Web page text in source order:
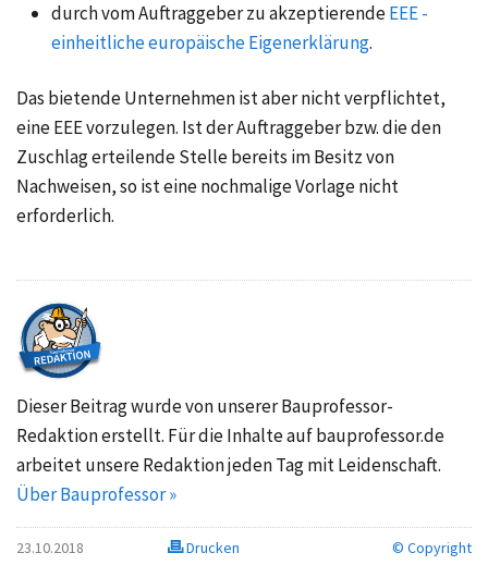
durch vom Auftraggeber zu akzeptierendeEEE -
einheitliche europäische Eigenerklärung.
Das bietende Unternehmen ist aber nicht verpflichtet,
eine EEE vorzulegen. Ist der Auftraggeber bzw. die den
Zuschlag erteilende Stelle bereits im Besitz von
Nachweisen, so ist eine nochmalige Vorlage nicht
erforderlich.
Dieser Beitrag wurde von unserer Bauprofessor-
Redaktion erstellt. Für die Inhalte auf bauprofessor.de
arbeitet unsere Redaktion jeden Tag mit Leidenschaft.
Über Bauprofessor »
23.10.2018 Drucken © Copyright